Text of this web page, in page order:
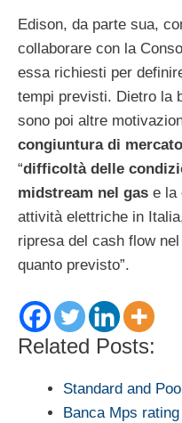
Edison, da parte sua,
collaborare con la
essa richiesti per
tempi previsti. Dietro la
sono poi altre
congiuntura di mercato
“difficoltà delle
midstream nel gas e la
attività elettriche in
ripresa del cash flow
quanto previsto”.
Related Posts:
Standard and
Banca Mps